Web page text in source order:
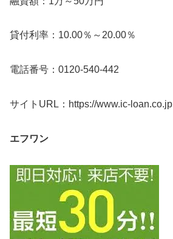
貸付利率：10.00％～20.00％
電話番号：0120-540-442
サイトURL：https://www.ic-loan.co.jp
エフワン